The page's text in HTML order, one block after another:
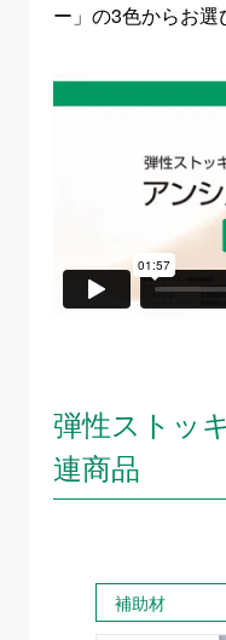
ー」の3色からお選
弾性ストッ
連商品
補助材